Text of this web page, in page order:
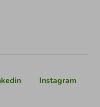
Instagram